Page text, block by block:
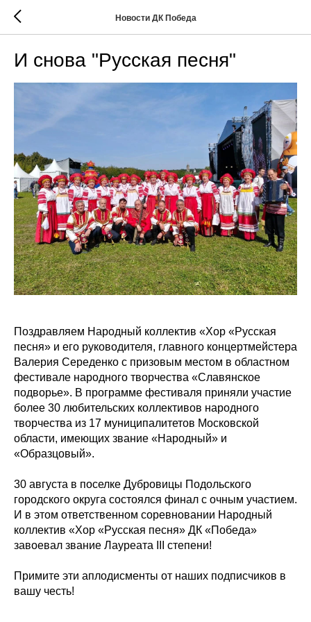
Новости ДК Победа
И снова "Русская песня"
Поздравляем Народный коллектив «Хор «Русская
песня» и его руководителя, главного концертмейстера
Валерия Середенко с призовым местом в областном
фестивале народного творчества «Славянское
подворье». В программе фестиваля приняли участие
более 30 любительских коллективов народного
творчества из 17 муниципалитетов Московской
области, имеющих звание «Народный» и
«Образцовый».
30 августа в поселке Дубровицы Подольского
городского округа состоялся финал с очным участием.
И в этом ответственном соревновании Народный
коллектив «Хор «Русская песня» ДК «Победа»
завоевал звание Лауреата III степени!
Примите эти аплодисменты от наших подписчиков в
вашу честь!